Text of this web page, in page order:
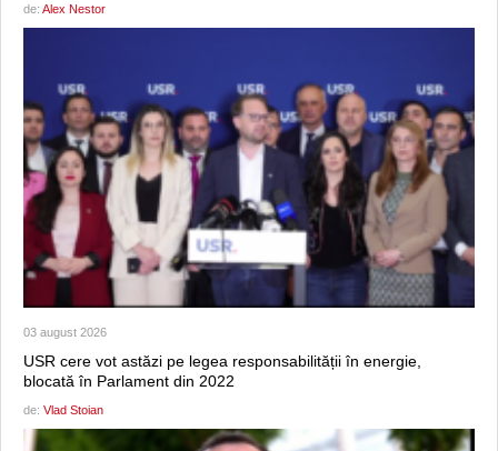
de: Alex Nestor
03 august 2026
USR cere vot astăzi pe legea responsabilității în energie,
blocată în Parlament din 2022
de: Vlad Stoian